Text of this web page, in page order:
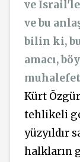
ve
ve bu
bilin ki,
amacı,
Kürt
tehlikeli
yüzyıldır
halkların